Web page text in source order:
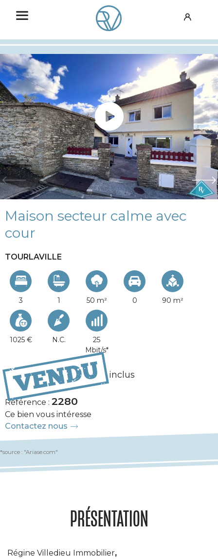
Maison secteur calme avec
cour
TOURLAVILLE
3 1 50 m² 0 90 m²
1025 € N.C.
25
Mbit/s*
184 950 €Honoraires inclus
Référence : 2280
Ce bien vous intéresse
Contactez nous
*source : "Ariase.com"
PRÉSENTATION
Régine Villedieu Immobilier,